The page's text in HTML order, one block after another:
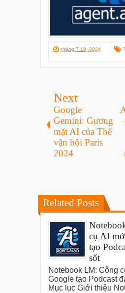
tháng 7 19, 2024
Next
Google
Gemini: Gương
mặt AI của Thế
vận hội Paris
2024
Related Posts
cụ AI
tạo
sốt
Notebook LM: Công
Google tạo Podcast
Mục lục Giới thiệu